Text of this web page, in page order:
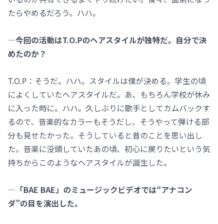
たらやめるだろう。ハハ。
―今回の活動はT.O.Pのヘアスタイルが独特だ。自分で決
めたのか？
T.O.P：そうだ。ハハ。スタイルは僕が決める。学生の頃
によくしていたヘアスタイルだ。あ、もちろん学校が休み
に入った時に。ハハ。久しぶりに歌手としてカムバックす
るので、音楽的なカラーもそうだし、そうやって弾ける部
分も見せたかった。そうしていると昔のことを思い出し
た。音楽に没頭していたあの頃、初心に戻りたいという気
持ちからこのようなヘアスタイルが誕生した。
―「BAE BAE」のミュージックビデオでは“アナコン
ダ”の目を演出した。